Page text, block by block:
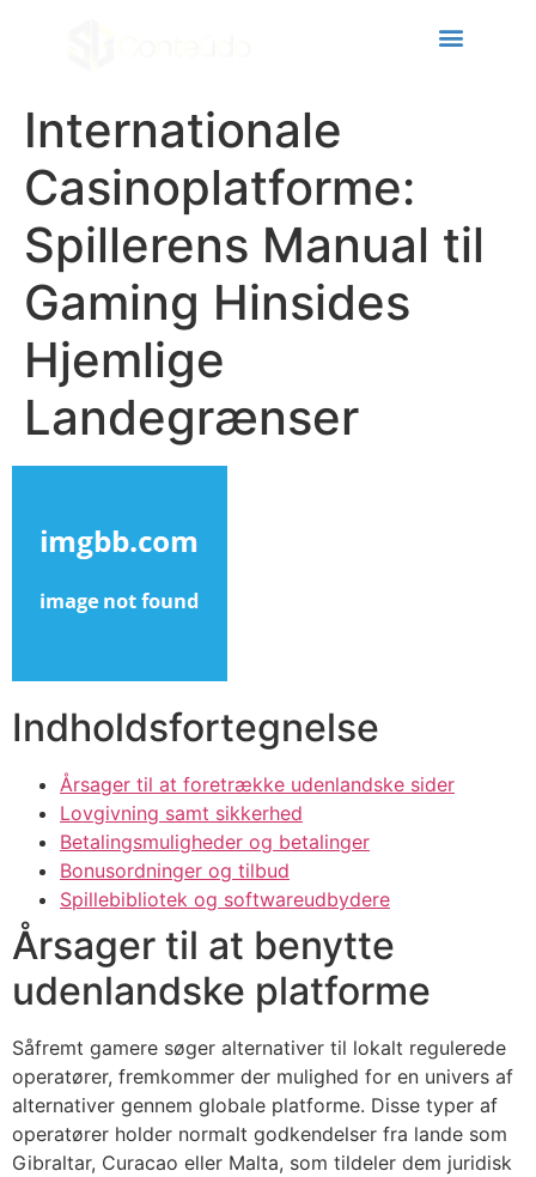
panel
panel
panel
panel
panel
panel
panel
panel
panel
panel
satın al
satın al
panel
panel
panel
Internationale
Casinoplatforme:
Spillerens Manual til
Gaming Hinsides
Hjemlige
Landegrænser
Indholdsfortegnelse
Årsager til at foretrække udenlandske sider
Lovgivning samt sikkerhed
Betalingsmuligheder og betalinger
Bonusordninger og tilbud
Spillebibliotek og softwareudbydere
Årsager til at benytte
udenlandske platforme
Såfremt gamere søger alternativer til lokalt regulerede
operatører, fremkommer der mulighed for en univers af
alternativer gennem globale platforme. Disse typer af
operatører holder normalt godkendelser fra lande som
Gibraltar, Curacao eller Malta, som tildeler dem juridisk